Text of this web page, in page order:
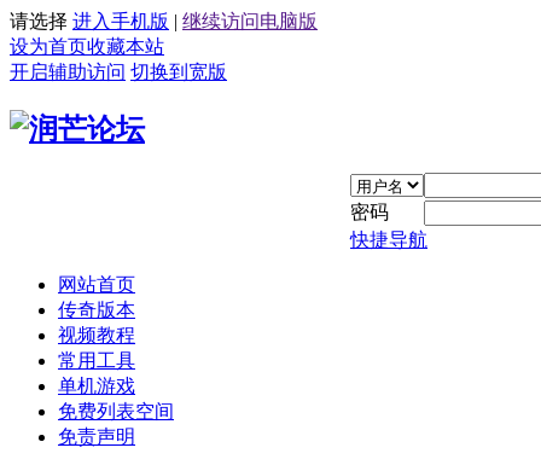
请选择 进入手机版 | 继续访问电脑版
设为首页收藏本站
开启辅助访问 切换到宽版
密码
快捷导航
网站首页
传奇版本
视频教程
常用工具
单机游戏
免费列表空间
免责声明